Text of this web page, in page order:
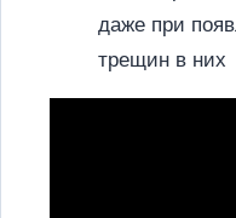
даже при
трещин в них